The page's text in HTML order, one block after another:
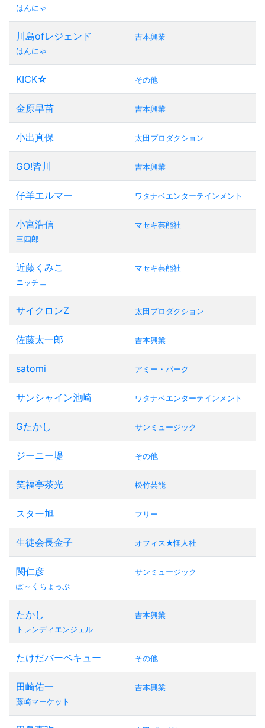
はんにゃ
川島ofレジェンド
はんにゃ
吉本興業
KICK☆ その他
金原早苗 吉本興業
小出真保 太田プロダクション
GO!皆川 吉本興業
仔羊エルマー ワタナベエンターテインメント
小宮浩信
三四郎
マセキ芸能社
近藤くみこ
ニッチェ
マセキ芸能社
サイクロンZ 太田プロダクション
佐藤太一郎 吉本興業
satomi アミー・パーク
サンシャイン池崎 ワタナベエンターテインメント
Gたかし サンミュージック
ジーニー堤 その他
笑福亭茶光 松竹芸能
スター旭 フリー
生徒会長金子 オフィス★怪人社
関仁彦
ぽ～くちょっぷ
サンミュージック
たかし
トレンディエンジェル
吉本興業
たけだバーベキュー その他
田崎佑一
藤崎マーケット
吉本興業